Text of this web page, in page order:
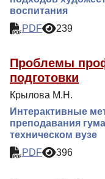
воспитания
PDF
239
Проблемы
подготовки
Крылова М.Н.
Интерактивные
преподавания
техническом вузе
PDF
396